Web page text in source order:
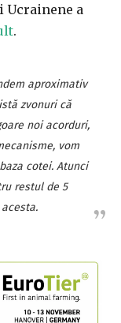
Ucrainene a
.
aproximativ
zvonuri că
noi acorduri,
vom
cotei. Atunci
restul de 5